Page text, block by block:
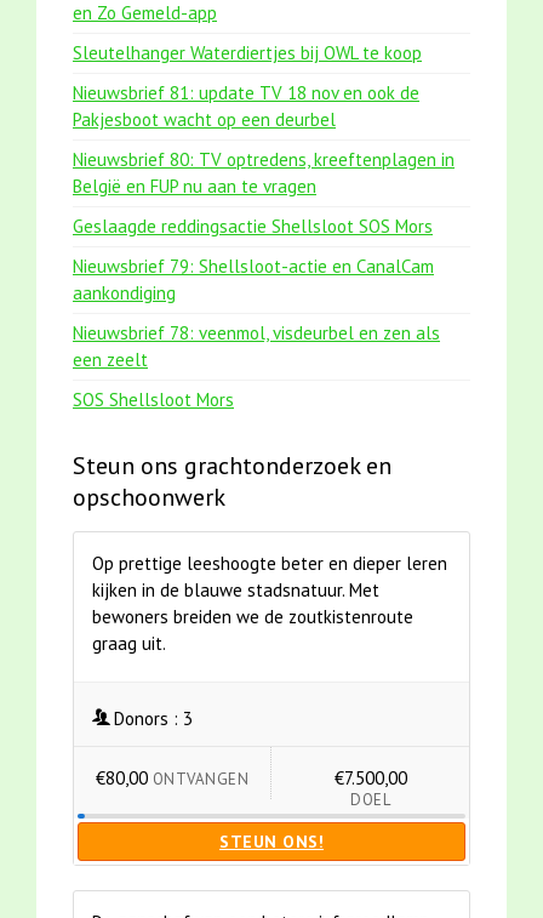
en Zo Gemeld-app
Sleutelhanger Waterdiertjes bij OWL te koop
Nieuwsbrief 81: update TV 18 nov en ook de
Pakjesboot wacht op een deurbel
Nieuwsbrief 80: TV optredens, kreeftenplagen in
België en FUP nu aan te vragen
Geslaagde reddingsactie Shellsloot SOS Mors
Nieuwsbrief 79: Shellsloot-actie en CanalCam
aankondiging
Nieuwsbrief 78: veenmol, visdeurbel en zen als
een zeelt
SOS Shellsloot Mors
Steun ons grachtonderzoek en
opschoonwerk
Op prettige leeshoogte beter en dieper leren
kijken in de blauwe stadsnatuur. Met
bewoners breiden we de zoutkistenroute
graag uit.
Donors : 3
€80,00 ONTVANGEN €7.500,00
DOEL
STEUN ONS!